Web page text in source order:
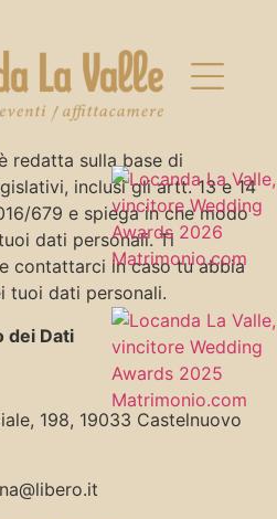
redatta sulla base di
inclusi gli artt. 13 e 14
679 e spiega in che modo
dati personali. Ti
contattarci in caso tu abbia
tuoi dati personali.
dei Dati
198, 19033 Castelnuovo